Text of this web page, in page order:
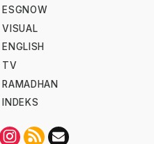
ESGNOW
VISUAL
ENGLISH
TV
RAMADHAN
INDEKS